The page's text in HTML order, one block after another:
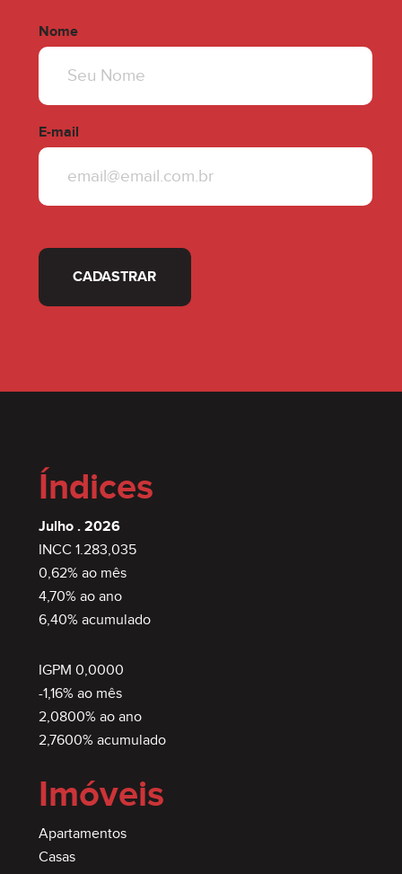
Nome
E-mail
CADASTRAR
Índices
Julho . 2026
INCC 1.283,035
0,62% ao mês
4,70% ao ano
6,40% acumulado
IGPM 0,0000
-1,16% ao mês
2,0800% ao ano
2,7600% acumulado
Imóveis
Apartamentos
Casas